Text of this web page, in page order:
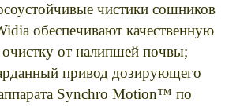
чистики сошников
обеспечивают качественную
очистку от налипшей почвы;
привод дозирующего
Synchro Motion™ по